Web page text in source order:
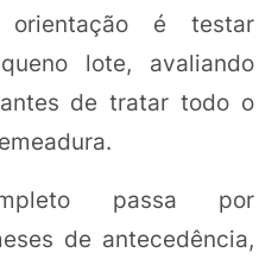
orientação é testar
lote, avaliando
de tratar todo o
passa por
de antecedência,